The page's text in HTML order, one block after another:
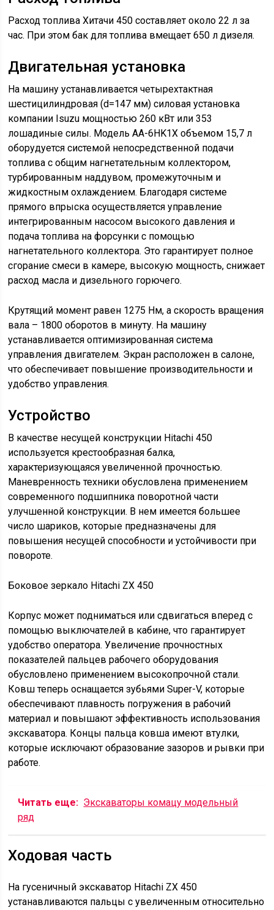
Расход топлива Хитачи 450 составляет около 22 л за
час. При этом бак для топлива вмещает 650 л дизеля.
Двигательная установка
На машину устанавливается четырехтактная
шестицилиндровая (d=147 мм) силовая установка
компании Isuzu мощностью 260 кВт или 353
лошадиные силы. Модель AA-6HK1X объемом 15,7 л
оборудуется системой непосредственной подачи
топлива с общим нагнетательным коллектором,
турбированным наддувом, промежуточным и
жидкостным охлаждением. Благодаря системе
прямого впрыска осуществляется управление
интегрированным насосом высокого давления и
подача топлива на форсунки с помощью
нагнетательного коллектора. Это гарантирует полное
сгорание смеси в камере, высокую мощность, снижает
расход масла и дизельного горючего.
Крутящий момент равен 1275 Нм, а скорость вращения
вала – 1800 оборотов в минуту. На машину
устанавливается оптимизированная система
управления двигателем. Экран расположен в салоне,
что обеспечивает повышение производительности и
удобство управления.
Устройство
В качестве несущей конструкции Hitachi 450
используется крестообразная балка,
характеризующаяся увеличенной прочностью.
Маневренность техники обусловлена применением
современного подшипника поворотной части
улучшенной конструкции. В нем имеется большее
число шариков, которые предназначены для
повышения несущей способности и устойчивости при
повороте.
Боковое зеркало Hitachi ZX 450
Корпус может подниматься или сдвигаться вперед с
помощью выключателей в кабине, что гарантирует
удобство оператора. Увеличение прочностных
показателей пальцев рабочего оборудования
обусловлено применением высокопрочной стали.
Ковш теперь оснащается зубьями Super-V, которые
обеспечивают плавность погружения в рабочий
материал и повышают эффективность использования
экскаватора. Концы пальца ковша имеют втулки,
которые исключают образование зазоров и рывки при
работе.
Читать еще: Экскаваторы комацу модельный
ряд
Ходовая часть
На гусеничный экскаватор Hitachi ZX 450
устанавливаются пальцы с увеличенным относительно